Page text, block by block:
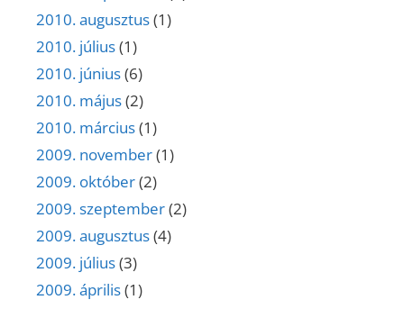
2010. augusztus(1)
2010. július(1)
2010. június(6)
2010. május(2)
2010. március(1)
2009. november(1)
2009. október(2)
2009. szeptember(2)
2009. augusztus(4)
2009. július(3)
2009. április(1)